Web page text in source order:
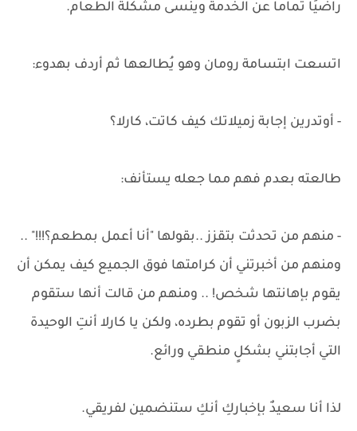
راضيًا تماما عن الخدمة وينسى مشكلة الطعام.
اتسعت ابتسامة رومان وهو يُطالعها ثم أردف بهدوء:
- أوتدرين إجابة زميلاتك كيف كاتت، كارلا؟
طالعته بعدم فهم مما جعله يستأنف:
- منهم من تحدثت بتقزز ..بقولها "أنا أعمل بمطعم؟!!!" ..
ومنهم من أخبرتني أن كرامتها فوق الجميع كيف يمكن أن
يقوم بإهانتها شخص! .. ومنهم من قالت أنها ستقوم
بضرب الزبون أو تقوم بطرده، ولكن يا كارلا أنتِ الوحيدة
التي أجابتني بشكلٍ منطقي ورائع.
لذا أنا سعيدٌ بإخباركِ أنكِ ستنضمين لفريقي.